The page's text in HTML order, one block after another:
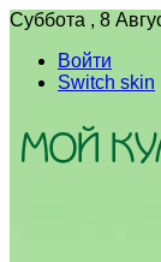
Суббота , 8
Войти
Switch skin